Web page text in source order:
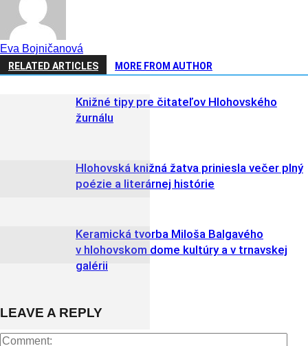
Eva Bojničanová
RELATED ARTICLES MORE FROM AUTHOR
Knižné tipy pre čitateľov Hlohovského
žurnálu
Hlohovská knižná žatva priniesla večer plný
poézie a literárnej histórie
Keramická tvorba Miloša Balgavého
v hlohovskom dome kultúry a v trnavskej
galérii
LEAVE A REPLY